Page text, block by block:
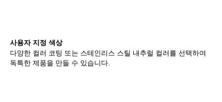
사용자 지정 색상
다양한 컬러 코팅 또는 스테인리스 스틸 내추럴 컬러를 선택하여
독특한 제품을 만들 수 있습니다.